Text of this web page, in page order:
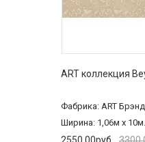
ART коллекция
Фабрика: ART
Ширина: 1,06м х 10м.